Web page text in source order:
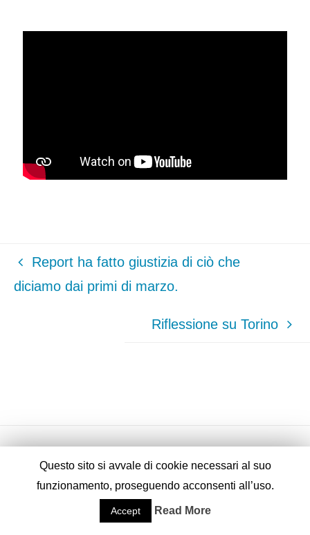
Report ha fatto giustizia di ciò che
diciamo dai primi di marzo.
Riflessione su Torino
Fornito daFluida
Questo sito si avvale di cookie necessari al suo
funzionamento, proseguendo acconsenti all’uso.
Accept Read More